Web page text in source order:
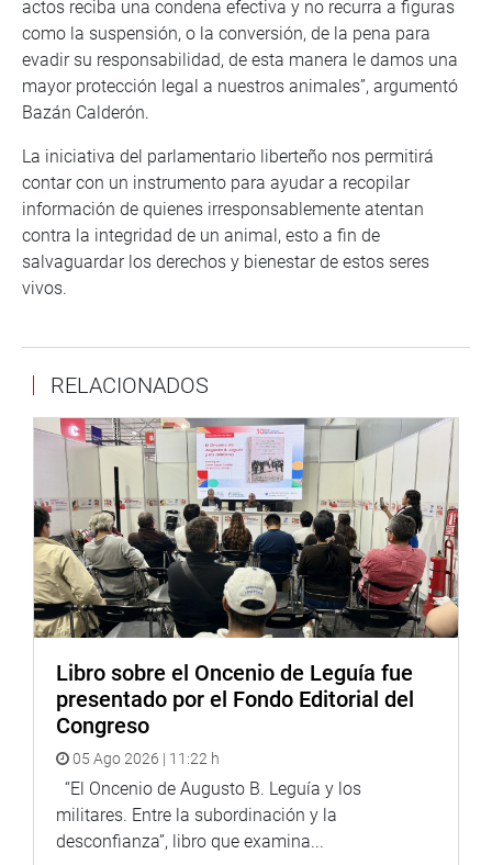
actos reciba una condena efectiva y no recurra a figuras
como la suspensión, o la conversión, de la pena para
evadir su responsabilidad, de esta manera le damos una
mayor protección legal a nuestros animales”, argumentó
Bazán Calderón.
La iniciativa del parlamentario liberteño nos permitirá
contar con un instrumento para ayudar a recopilar
información de quienes irresponsablemente atentan
contra la integridad de un animal, esto a fin de
salvaguardar los derechos y bienestar de estos seres
vivos.
RELACIONADOS
Libro sobre el Oncenio de Leguía fue
presentado por el Fondo Editorial del
Congreso
05 Ago 2026 | 11:22 h
“El Oncenio de Augusto B. Leguía y los
militares. Entre la subordinación y la
desconfianza”, libro que examina...